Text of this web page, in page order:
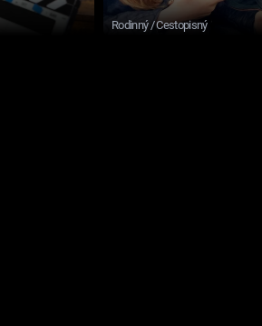
Rodinný / Cestopisný